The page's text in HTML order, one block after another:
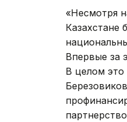
«Несмотря
Казахстане
Впервые за
В целом это